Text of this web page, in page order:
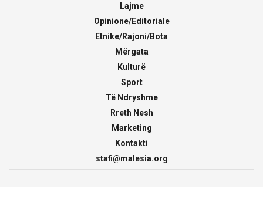
Lajme
Opinione/Editoriale
Etnike/Rajoni/Bota
Mërgata
Kulturë
Sport
Të Ndryshme
Rreth Nesh
Marketing
Kontakti
stafi@malesia.org